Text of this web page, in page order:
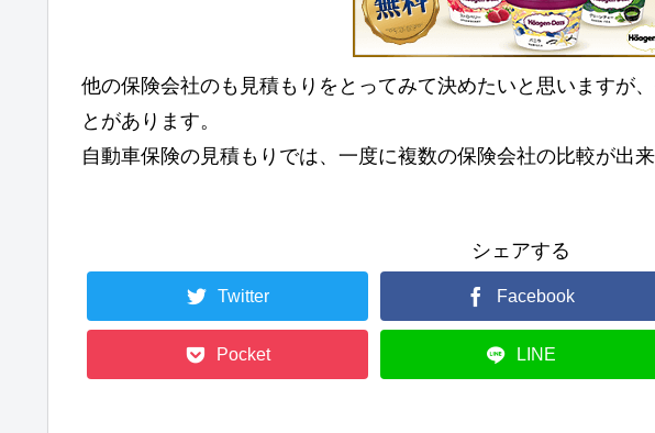
他の保険会社のも見積もりをとってみて決めたいと思いますが
とがあります。
自動車保険の見積もりでは、一度に複数の保険会社の比較が出
シェアする
Twitter Facebook
Pocket LINE